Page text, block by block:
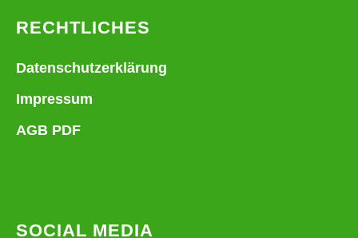
RECHTLICHES
Datenschutzerklärung
Impressum
AGB PDF
SOCIAL MEDIA